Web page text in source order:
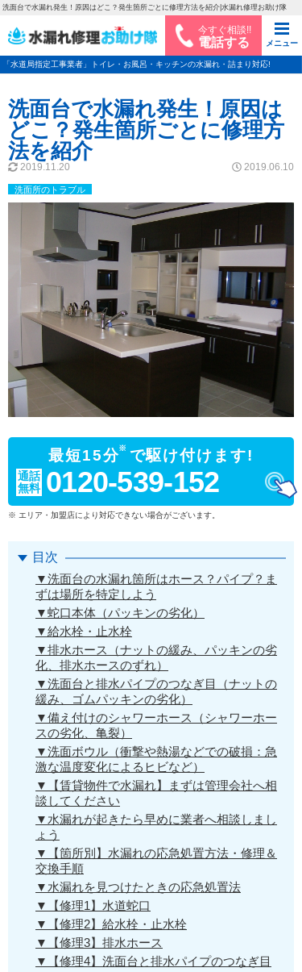
洗面台で水漏れ発生！原因はどこ？発生箇所ごとに修理方法を紹介|水漏れ修理お助け隊
今すぐ相談!!
電話する メニュー
「水道局指定工事業者」トイレ・お風呂・キッチンの水漏れ・詰まり対応!
洗面台で水漏れ発生！原因は
どこ？発生箇所ごとに修理方
法を紹介
2019.11.20 2019.06.10
洗面所のトラブル
最短15分※ で駆け付けます!
通話
無料 0120-539-152
※ エリア・加盟店により対応できない場合がございます。
目次
▼洗面台の水漏れ箇所はホース？パイプ？ま
ずは場所を特定しよう
▼蛇口本体（パッキンの劣化）
▼給水栓・止水栓
▼排水ホース（ナットの緩み、パッキンの劣
化、排水ホースのずれ）
▼洗面台と排水パイプのつなぎ目（ナットの
緩み、ゴムパッキンの劣化）
▼備え付けのシャワーホース（シャワーホー
スの劣化、亀裂）
▼洗面ボウル（衝撃や熱湯などでの破損：急
激な温度変化によるヒビなど）
▼【賃貸物件で水漏れ】まずは管理会社へ相
談してください
▼水漏れが起きたら早めに業者へ相談しまし
ょう
▼【箇所別】水漏れの応急処置方法・修理＆
交換手順
▼水漏れを見つけたときの応急処置法
▼【修理1】水道蛇口
▼【修理2】給水栓・止水栓
▼【修理3】排水ホース
▼【修理4】洗面台と排水パイプのつなぎ目